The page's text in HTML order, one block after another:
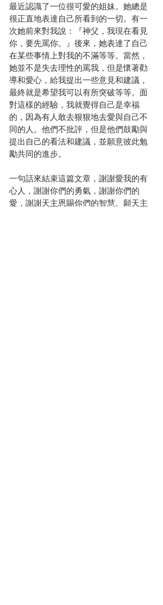
最近認識了一位很可愛的姐妹。她總是
很正直地表達自己所看到的一切。有一
次她前來對我說：『神父，我現在看見
你，要先罵你。』後來，她表達了自己
在某些事情上對我的不滿等等。當然，
她並不是失去理性的罵我，但是懷著勸
導和愛心，給我提出一些意見和建議，
最終就是希望我可以有所突破等等。面
對這樣的經驗，我就覺得自己是幸福
的，因為有人敢去狠狠地去愛與自己不
同的人。他們不批評，但是他們鼓勵與
提出自己的看法和建議，並願意彼此勉
勵共同的進步。
一句話來結束這篇文章，謝謝愛我的有
心人，謝謝你們的勇氣，謝謝你們的
愛，謝謝天主恩賜你們的智慧。願天主